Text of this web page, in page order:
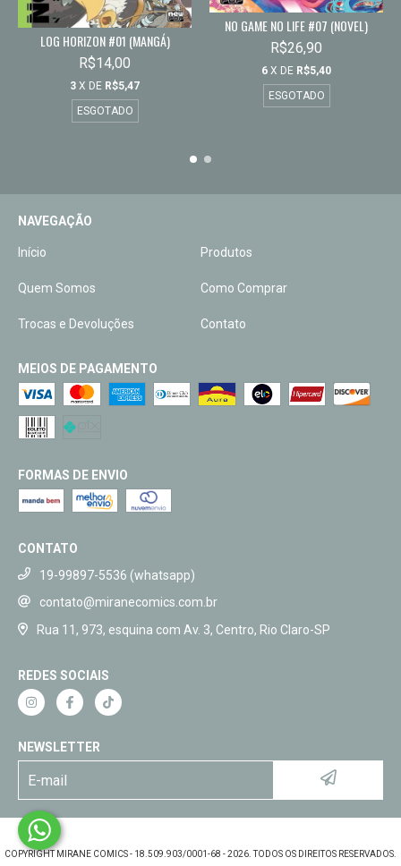
LOG HORIZON #01 (MANGÁ)
R$14,00
3 X DE R$5,47
ESGOTADO
NO GAME NO LIFE #07 (NOVEL)
R$26,90
6 X DE R$5,40
ESGOTADO
NAVEGAÇÃO
Início Produtos
Quem Somos Como Comprar
Trocas e Devoluções Contato
MEIOS DE PAGAMENTO
FORMAS DE ENVIO
CONTATO
19-99897-5536 (whatsapp)
contato@miranecomics.com.br
Rua 11, 973, esquina com Av. 3, Centro, Rio Claro-SP
REDES SOCIAIS
NEWSLETTER
COPYRIGHT MIRANE COMICS - 18.509.903/0001-68 - 2026. TODOS OS DIREITOS RESERVADOS.